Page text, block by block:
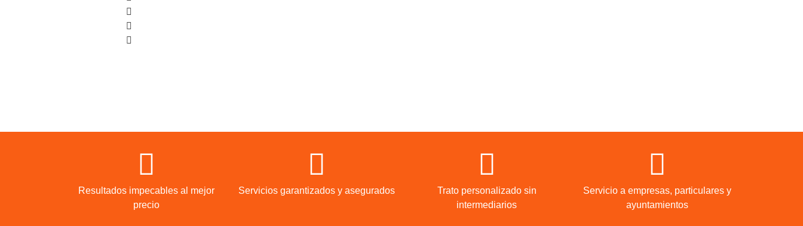
Resultados impecables al mejor
precio
Servicios garantizados y asegurados
Trato personalizado sin
intermediarios
Servicio a empresas, particulares y
ayuntamientos